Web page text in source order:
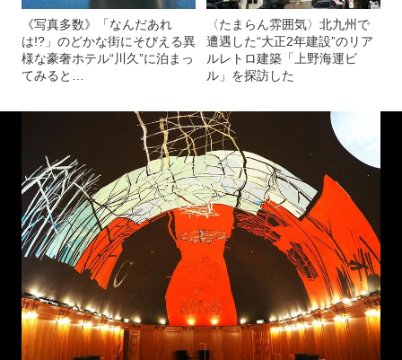
《写真多数》「なんだあれ
は!?」のどかな街にそびえる異
様な豪奢ホテル“川久”に泊まっ
てみると…
〈たまらん雰囲気〉北九州で
遭遇した“大正2年建設”のリア
ルレトロ建築「上野海運ビ
ル」を探訪した